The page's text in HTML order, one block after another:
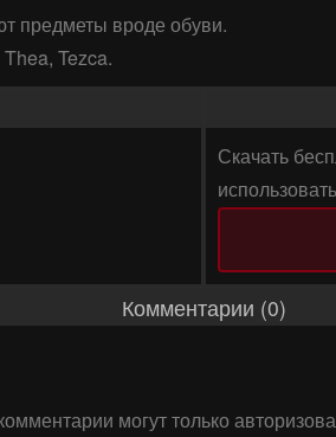
предметы вроде обуви.
Tezca.
Скачать
Комментарии (0)
могут только